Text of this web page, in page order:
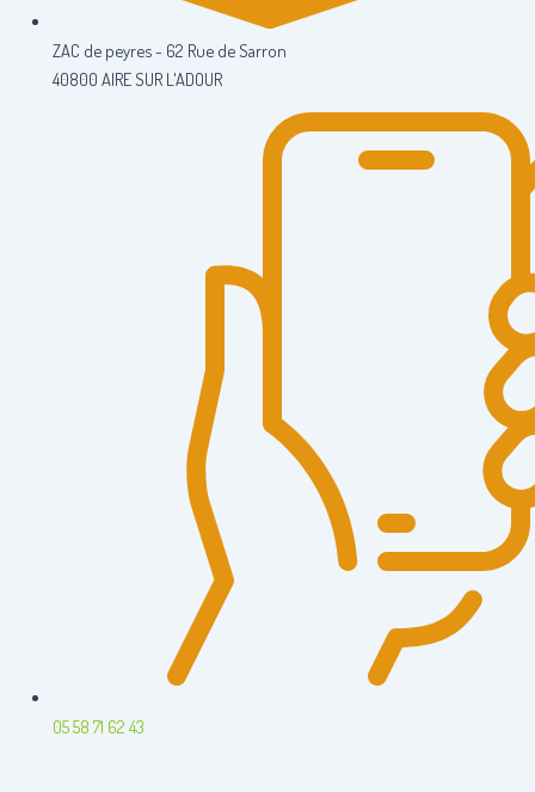
ZAC de peyres - 62 Rue de Sarron
40800 AIRE SUR L'ADOUR
05 58 71 62 43